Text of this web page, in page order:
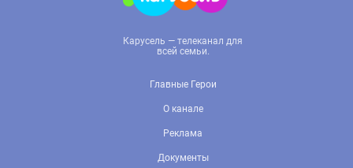
Карусель — телеканал для
всей семьи.
Главные Герои
О канале
Реклама
Документы